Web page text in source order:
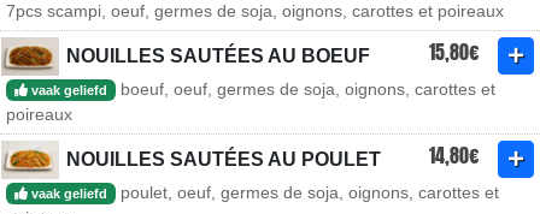
7pcs scampi, oeuf, germes de soja, oignons, carottes et poireaux
NOUILLES SAUTÉES AU BOEUF 15,80€
vaak geliefd
boeuf, oeuf, germes de soja, oignons, carottes et
poireaux
NOUILLES SAUTÉES AU POULET 14,80€
vaak geliefd
poulet, oeuf, germes de soja, oignons, carottes et